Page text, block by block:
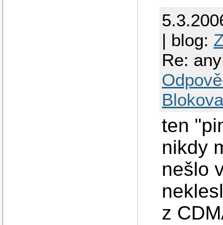
| blog:
Re:
ten
nikdy
nešlo
z